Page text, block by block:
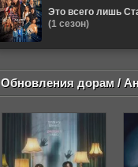
Это всего лишь
(1 сезон)
Обновления дорам /